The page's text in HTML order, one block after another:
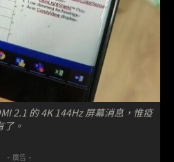
2.1 的 4K 144Hz 屏幕消息，惟疫
。
- 廣告 -